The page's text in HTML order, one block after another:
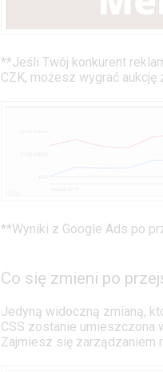
**Jeśli Twój konkurent
CZK, możesz wygrać aukcję
**Wyniki z Google Ads po
Co się zmieni po
Jedyną widoczną zmianą,
CSS zostanie umieszczona
Zajmiesz się zarządzaniem